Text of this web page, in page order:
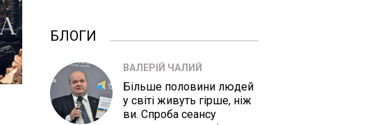
БЛОГИ
ВАЛЕРІЙ ЧАЛИЙ
Більше половини людей
у світі живуть гірше, ніж
ви. Спроба сеансу